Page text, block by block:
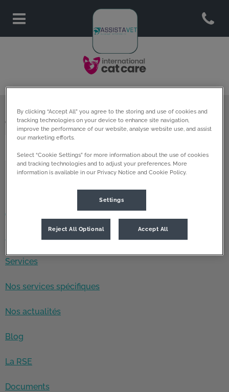
Page d'accueil de Assistavet
Open
Accueil
Services
Nos services spécifiques
Nos actualités
Blog
La RSE
Documents
Clinique Vétérinaire Assistavet
By clicking “Accept All” you agree to the storing and use of cookies and
tracking technologies on your device to enhance site navigation,
improve the performance of our website, analyse website use, and assist
our marketing efforts.
Select “Cookie Settings” for more information about the use of cookies
and tracking technologies and to adjust your preferences. More
information is available in our Privacy Notice and Cookie Policy.
Settings
Reject All Optional Accept All